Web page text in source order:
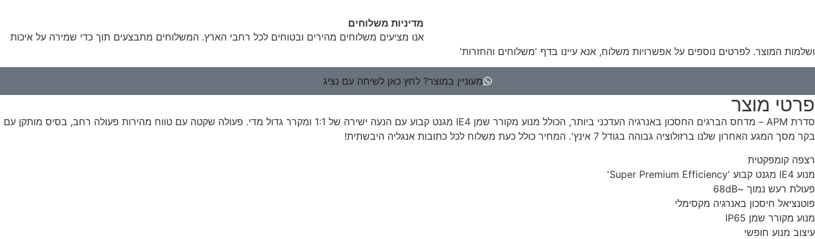
מדיניות משלוחים
אנו מציעים משלוחים מהירים ובטוחים לכל רחבי הארץ. המשלוחים מתבצעים תוך כדי שמירה על איכות
ושלמות המוצר. לפרטים נוספים על אפשרויות משלוח, אנא עיינו בדף 'משלוחים והחזרות'
מעוניין במוצר? לחץ כאן לשיחה עם נציג
פרטי מוצר
סדרת APM – מדחס הברגים החסכון באנרגיה העדכני ביותר, הכולל מנוע מקורר שמן IE4 מגנט קבוע עם הנעה ישירה של 1:1 ומקרר גדול מדי. פעולה שקטה עם טווח מהירות פעולה רחב, בסיס מותקן עם
בקר מסך המגע האחרון שלנו ברזולוציה גבוהה בגודל 7 אינץ'. המחיר כולל כעת משלוח לכל כתובות אנגליה היבשתית!
רצפה קומפקטית
מנוע IE4 מגנט קבוע 'Super Premium Efficiency'
פעולת רעש נמוך ~68dB
פוטנציאל חיסכון באנרגיה מקסימלי
מנוע מקורר שמן IP65
עיצוב מנוע חופשי